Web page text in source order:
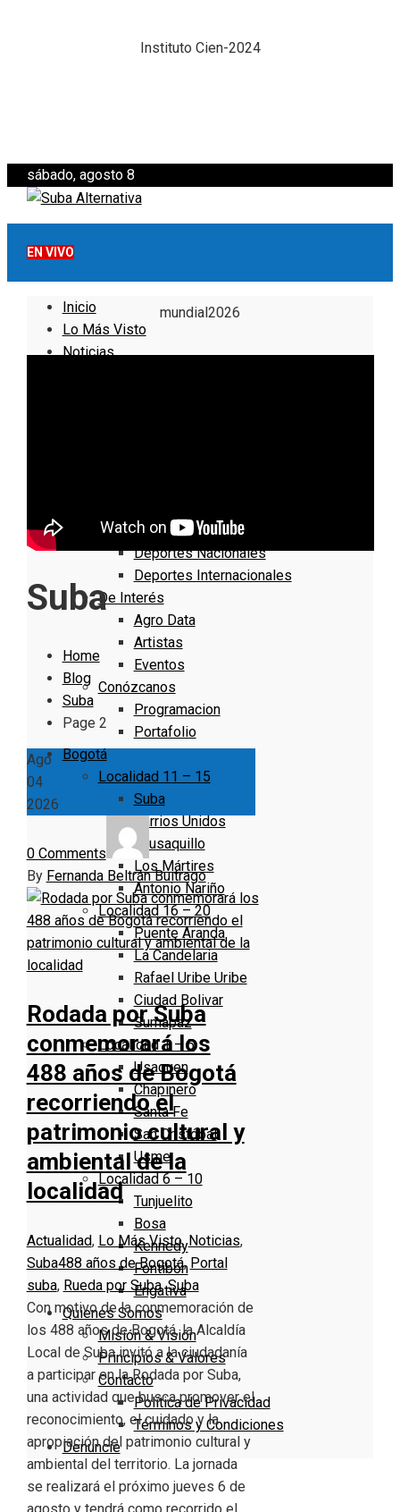
Instituto Cien-2024
sábado, agosto 8
EN VIVO
Inicio
Lo Más Visto
Noticias
Deportes Locales
Deportes Nacionales
Deportes Internacionales
De Interés
Agro Data
Artistas
Eventos
Conózcanos
Programacion
Portafolio
Bogotá
Localidad 11 – 15
Suba
Barrios Unidos
Teusaquillo
Los Mártires
Antonio Nariño
Localidad 16 – 20
Puente Aranda
La Candelaria
Rafael Uribe Uribe
Ciudad Bolivar
Sumapaz
Localidad 1 – 5
Usaquen
Chapinero
Santa Fe
San Cristóbal
Usme
Localidad 6 – 10
Tunjuelito
Bosa
Kennedy
Fontibón
Engativa
Quienes Somos
Misión & Visión
Principios & Valores
Contacto
Política de Privacidad
Términos y Condiciones
Denuncie
mundial2026
Suba
Home
Blog
Suba
Page 2
Ago
04
2026
0 Comments
By Fernanda Beltrán Buitrago
Rodada por Suba
conmemorará los
488 años de Bogotá
recorriendo el
patrimonio cultural y
ambiental de la
localidad
Actualidad, Lo Más Visto,Noticias,
Suba488 años de Bogotá, Portal
suba, Rueda por Suba,Suba
Con motivo de la conmemoración de
los 488 años de Bogotá, la Alcaldía
Local de Suba invitó a la ciudadanía
a participar en la Rodada por Suba,
una actividad que busca promover el
reconocimiento, el cuidado y la
apropiación del patrimonio cultural y
ambiental del territorio. La jornada
se realizará el próximo jueves 6 de